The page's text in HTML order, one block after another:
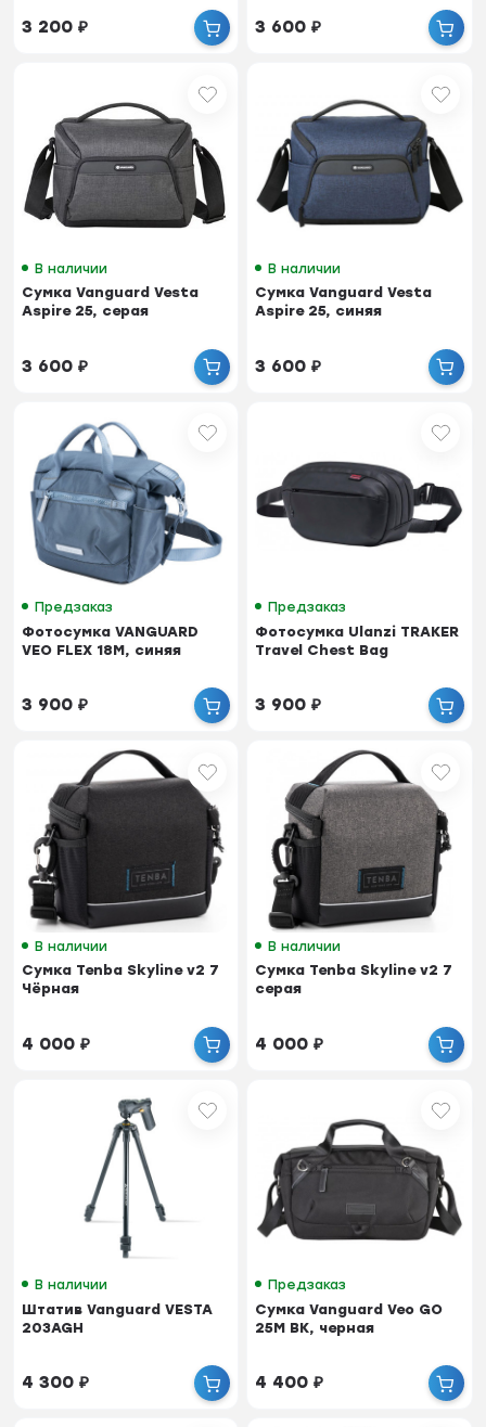
3 200₽ 3 600₽
В наличии
Сумка Vanguard Vesta
Aspire 25, серая
3 600₽
В наличии
Сумка Vanguard Vesta
Aspire 25, синяя
3 600₽
Предзаказ
Фотосумка VANGUARD
VEO FLEX 18M, синяя
3 900₽
Предзаказ
Фотосумка Ulanzi TRAKER
Travel Chest Bag
3 900₽
В наличии
Сумка Tenba Skyline v2 7
Чёрная
4 000₽
В наличии
Сумка Tenba Skyline v2 7
серая
4 000₽
В наличии
Штатив Vanguard VESTA
203AGH
4 300₽
Предзаказ
Сумка Vanguard Veo GO
25M BK, черная
4 400₽